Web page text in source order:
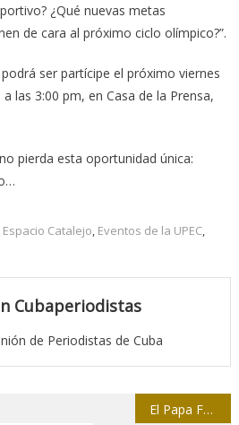
¿Qué nuevas metas
de cara al próximo ciclo olímpico?”.
ser partícipe el próximo viernes
las 3:00 pm, en Casa de la Prensa,
pierda esta oportunidad única:
Espacio Catalejo, Eventos de la UPEC,
Cubaperiodistas
de Periodistas de Cuba
El Papa Francisco deplora periodismo basado en rumores